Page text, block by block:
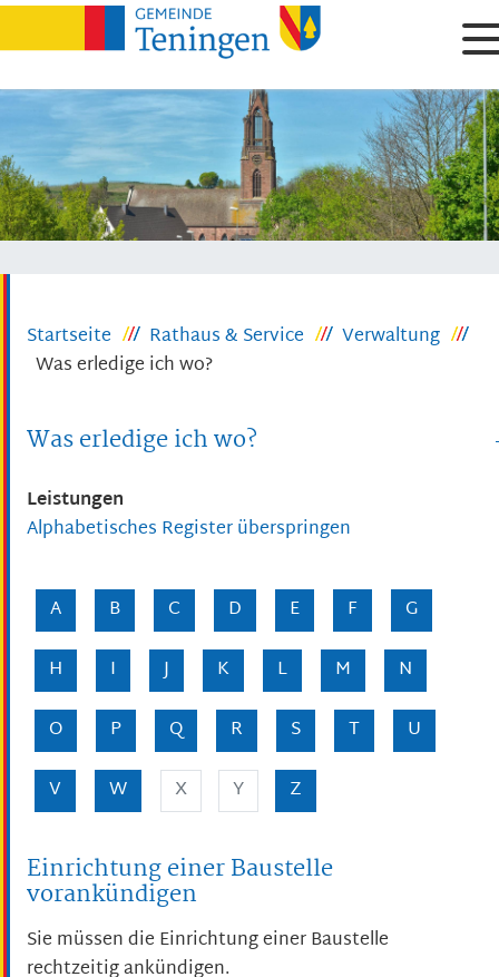
Startseite Rathaus & Service
Verwaltung
Was erledige ich wo?
Was erledige ich wo?
Leistungen
Alphabetisches Register überspringen
A B C D E F
G
H
I J K L M
N
O
P Q R S T
U
V
W X Y Z
Einrichtung einer Baustelle
vorankündigen
Sie müssen die Einrichtung einer Baustelle
rechtzeitig ankündigen.